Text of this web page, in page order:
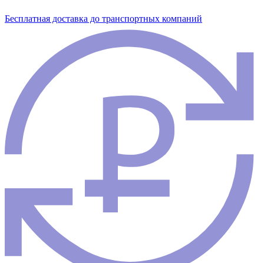
Бесплатная доставка до транспортных компаний